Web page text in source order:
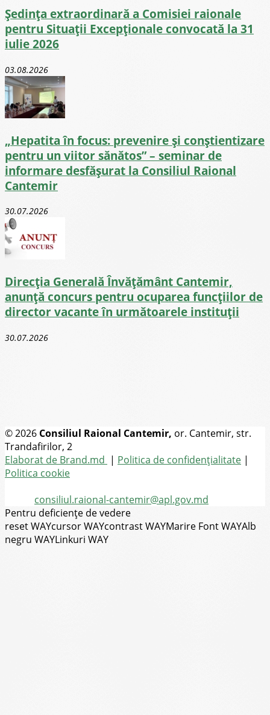
Ședința extraordinară a Comisiei raionale
pentru Situații Excepționale convocată la 31
iulie 2026
03.08.2026
„Hepatita în focus: prevenire și conștientizare
pentru un viitor sănătos” – seminar de
informare desfășurat la Consiliul Raional
Cantemir
30.07.2026
Direcţia Generală Învăţământ Cantemir,
anunță concurs pentru ocuparea funcţiilor de
director vacante în următoarele instituții
30.07.2026
© 2026 Consiliul Raional Cantemir, or. Cantemir, str.
Trandafirilor, 2
Elaborat de Brand.md | Politica de confidențialitate |
Politica cookie
consiliul.raional-cantemir@apl.gov.md
Pentru deficiențe de vedere
reset WAYcursor WAYcontrast WAYMarire Font WAYAlb
negru WAYLinkuri WAY